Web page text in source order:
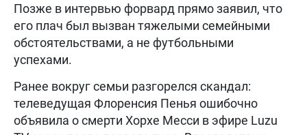
Позже в интервью форвард прямо заявил, что
его плач был вызван тяжелыми семейными
обстоятельствами, а не футбольными
успехами.
Ранее вокруг семьи разгорелся скандал:
телеведущая Флоренсия Пенья ошибочно
объявила о смерти Хорхе Месси в эфире Luzu